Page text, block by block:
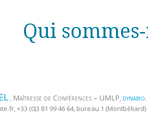
Qui
, Maîtresse de Conférences – UMLP, DYNABIO,
, +33 (0)3 81 99 46 64, bureau 1 (Montbéliard)